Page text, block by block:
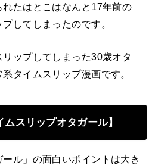
たはとこはなんと17年前の
してしまったのです。
ップしてしまった30歳オタ
タイムスリップ漫画です。
スリップオタガール】
ール」の面白いポイントは大き